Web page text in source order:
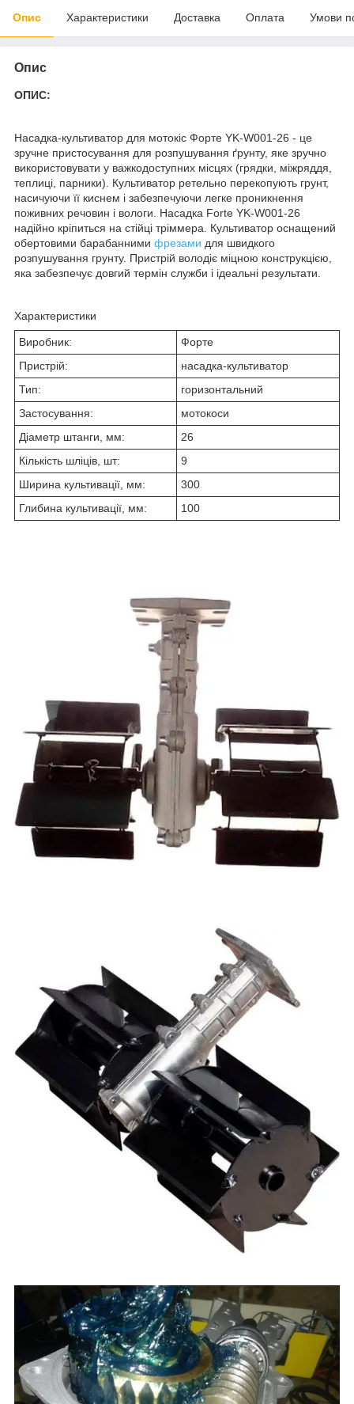
Опис Характеристики Доставка Оплата Умови
Опис
ОПИС:
Насадка-культиватор для мотокіс Форте YK-W001-26 - це
зручне пристосування для розпушування ґрунту, яке зручно
використовувати у важкодоступних місцях (грядки, міжряддя,
теплиці, парники). Культиватор ретельно перекопують грунт,
насичуючи її киснем і забезпечуючи легке проникнення
поживних речовин і вологи. Насадка Forte YK-W001-26
надійно кріпиться на стійці тріммера. Культиватор оснащений
обертовими барабанними фрезами для швидкого
розпушування грунту. Пристрій володіє міцною конструкцією,
яка забезпечує довгий термін служби і ідеальні результати.
Характеристики
Виробник:
Форте
Пристрій:
насадка-культиватор
Тип:
горизонтальний
Застосування:
мотокоси
Діаметр штанги, мм:
26
Кількість шліців, шт:
9
Ширина культивації, мм:
300
Глибина культивації, мм:
100